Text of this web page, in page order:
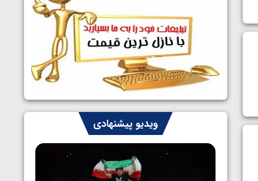
سوم برای ایران
1405/05/07
ایران چشم به راه چهار مدال در پنج وزن
دوم کشتی فرنگی نوجوانان جهان
1405/05/06
ویدیو پیشنهادی